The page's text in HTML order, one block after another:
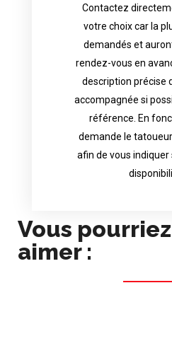
Contactez
votre choix car la
demandés et
rendez-vous en
description précise
accompagnée si
référence. En
demande le
afin de vous
Contact directly
choice because
appointments in
accurate description
possible attached
images. Depending
tattoo artist will
Vous
aimer :